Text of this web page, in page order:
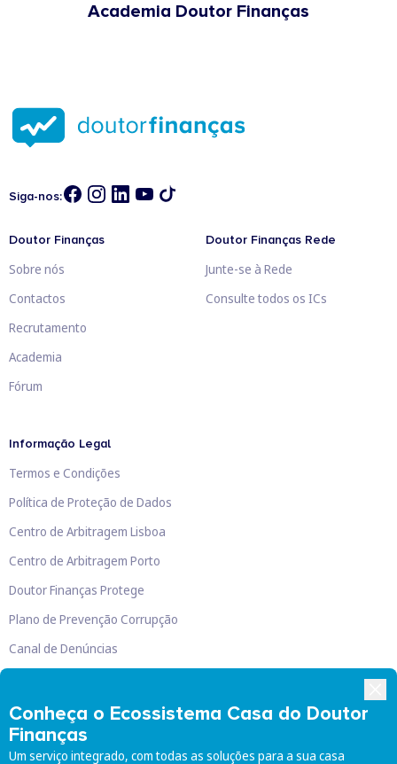
Academia Doutor Finanças
Conheça o Ecossistema Casa do Doutor
Finanças
Um serviço integrado, com todas as soluções para a sua casa
Siga-nos:
Doutor Finanças
Sobre nós
Contactos
Recrutamento
Academia
Fórum
Doutor Finanças Rede
Junte-se à Rede
Consulte todos os ICs
Informação Legal
Termos e Condições
Política de Proteção de Dados
Centro de Arbitragem Lisboa
Centro de Arbitragem Porto
Doutor Finanças Protege
Plano de Prevenção Corrupção
Canal de Denúncias